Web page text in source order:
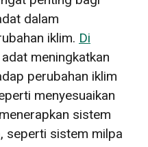
dalam
iklim. Di
meningkatkan
perubahan iklim
menyesuaikan
sistem
seperti sistem milpa